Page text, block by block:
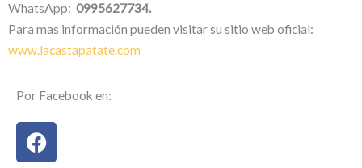
WhatsApp: 0995627734.
Para mas información pueden visitar su sitio web oficial:
www.lacastapatate.com
Por Facebook en:
F
a